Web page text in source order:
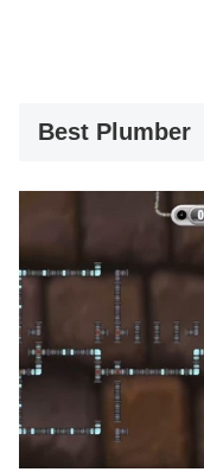
Best Plumber